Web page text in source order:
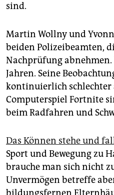
sind.
Martin Wollny und
beiden Polizeibeamten,
Nachprüfung abnehmen.
Jahren. Seine
kontinuierlich schlechter
Computerspiel Fortnite
beim Radfahren und
Das Können stehe und
Sport und Bewegung zu
brauche man sich nicht
Unvermögen betreffe